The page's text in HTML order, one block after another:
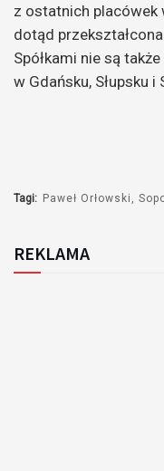
z ostatnich placówek
dotąd
Spółkami nie są
w Gdańsku, Słupsku
Tagi: Paweł Orłowski
REKLAMA